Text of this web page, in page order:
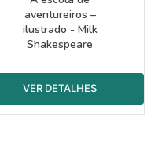
aventureiros –
ilustrado - Milk
Shakespeare